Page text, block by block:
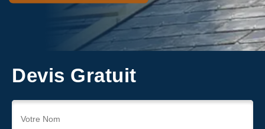
Devis Gratuit